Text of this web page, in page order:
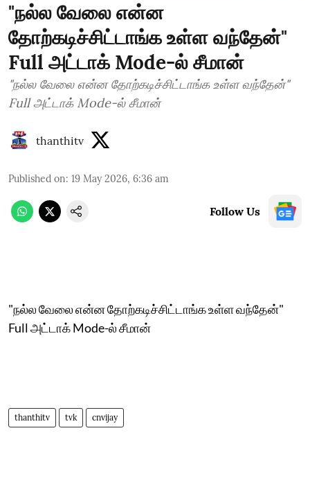
"நல்ல வேலை என்ன
தோற்கடிச்சிட்டாங்க உள்ள வந்தேன்"
Full அட்டாக் Mode-ல் சீமான்
"நல்ல வேலை என்ன தோற்கடிச்சிட்டாங்க உள்ள வந்தேன்"
Full அட்டாக் Mode-ல் சீமான்
thanthitv
Published on: 19 May 2026, 6:36 am
Follow Us
"நல்ல வேலை என்ன தோற்கடிச்சிட்டாங்க உள்ள வந்தேன்"
Full அட்டாக் Mode-ல் சீமான்
thanthitv tvk cnvijay